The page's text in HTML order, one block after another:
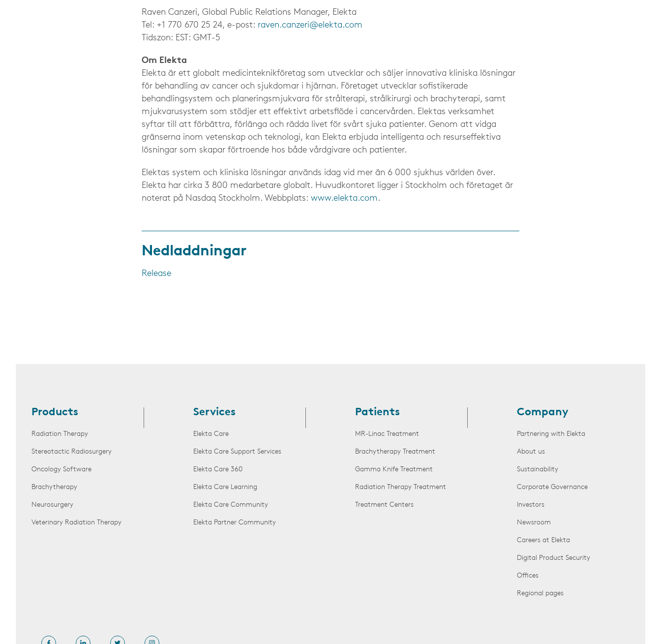
Raven Canzeri, Global Public Relations Manager, Elekta
Tel: +1 770 670 25 24, e-post: raven.canzeri@elekta.com
Tidszon: EST: GMT-5
Om Elekta
Elekta är ett globalt medicinteknikföretag som utvecklar och säljer innovativa kliniska lösningar
för behandling av cancer och sjukdomar i hjärnan. Företaget utvecklar sofistikerade
behandlingsystem och planeringsmjukvara för strålterapi, strålkirurgi och brachyterapi, samt
mjukvarusystem som stödjer ett effektivt arbetsflöde i cancervården. Elektas verksamhet
syftar till att förbättra, förlänga och rädda livet för svårt sjuka patienter. Genom att vidga
gränserna inom vetenskap och teknologi, kan Elekta erbjuda intelligenta och resurseffektiva
lösningar som skapar förtroende hos både vårdgivare och patienter.
Elektas system och kliniska lösningar används idag vid mer än 6 000 sjukhus världen över.
Elekta har cirka 3 800 medarbetare globalt. Huvudkontoret ligger i Stockholm och företaget är
noterat på Nasdaq Stockholm. Webbplats: www.elekta.com.
Nedladdningar
Release
Products
Radiation Therapy
Stereotactic Radiosurgery
Oncology Software
Brachytherapy
Neurosurgery
Veterinary Radiation Therapy
Services
Elekta Care
Elekta Care Support Services
Elekta Care 360
Elekta Care Learning
Elekta Care Community
Elekta Partner Community
Patients
MR-Linac Treatment
Brachytherapy Treatment
Gamma Knife Treatment
Radiation Therapy Treatment
Treatment Centers
Company
Partnering with Elekta
About us
Sustainability
Corporate Governance
Investors
Newsroom
Careers at Elekta
Digital Product Security
Offices
Regional pages